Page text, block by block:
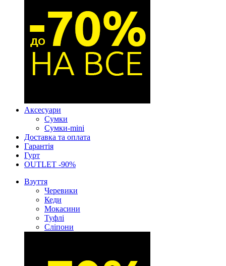
Аксесуари
Сумки
Сумки-mini
Доставка та оплата
Гарантія
Гурт
OUTLET -90%
Взуття
Черевики
Кеди
Мокасини
Туфлі
Сліпони